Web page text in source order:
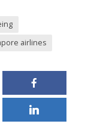
airlines